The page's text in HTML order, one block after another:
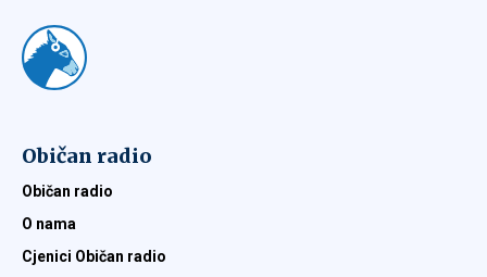
Običan radio
Običan radio
O nama
Cjenici Običan radio